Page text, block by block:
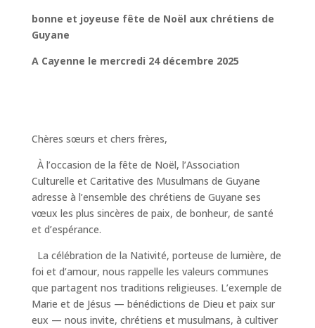
bonne et joyeuse fête de Noël aux chrétiens de
Guyane
A Cayenne le mercredi 24 décembre 2025
Chères sœurs et chers frères,
À l’occasion de la fête de Noël, l’Association
Culturelle et Caritative des Musulmans de Guyane
adresse à l’ensemble des chrétiens de Guyane ses
vœux les plus sincères de paix, de bonheur, de santé
et d’espérance.
La célébration de la Nativité, porteuse de lumière, de
foi et d’amour, nous rappelle les valeurs communes
que partagent nos traditions religieuses. L’exemple de
Marie et de Jésus — bénédictions de Dieu et paix sur
eux — nous invite, chrétiens et musulmans, à cultiver